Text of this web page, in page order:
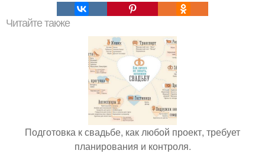
Читайте также
Подготовка к свадьбе, как любой проект, требует
планирования и контроля.